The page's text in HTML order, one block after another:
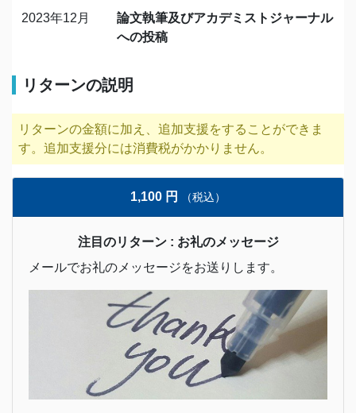
2023年12月
論文執筆及びアカデミストジャーナル
への投稿
リターンの説明
リターンの金額に加え、追加支援をすることができま
す。追加支援分には消費税がかかりません。
1,100 円 （税込）
注目のリターン : お礼のメッセージ
メールでお礼のメッセージをお送りします。